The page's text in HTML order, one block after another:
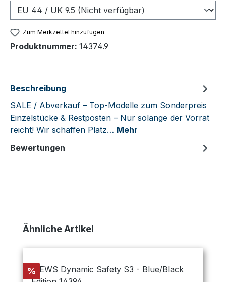
Zum Merkzettel hinzufügen
Produktnummer: 14374.9
Beschreibung
SALE / Abverkauf – Top-Modelle zum Sonderpreis
Einzelstücke & Restposten – Nur solange der Vorrat
reicht! Wir schaffen Platz… Mehr
Bewertungen
Produktgalerie überspringen
Ähnliche Artikel
Rabatt
%